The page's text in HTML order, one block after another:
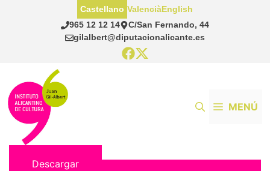
965 12 12 14
C/San Fernando, 44
gilalbert@diputacionalicante.es
Castellano ValenciàEnglish
MENÚ
Descargar